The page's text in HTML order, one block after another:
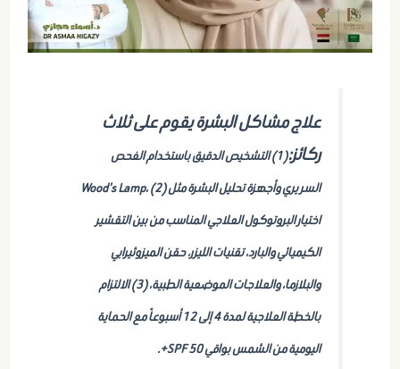
علاج مشاكل البشرة يقوم على ثلاث
ركائز:
(1) التشخيص الدقيق باستخدام الفحص
السريري وأجهزة تحليل البشرة مثل Wood’s Lamp، (2)
اختيار البروتوكول العلاجي المناسب من بين التقشير
الكيميائي والبارد، تقنيات الليزر، حقن الميزوثيرابي
والبلازما، والعلاجات الموضعية الطبية، (3) الالتزام
بالخطة العلاجية لمدة 4 إلى 12 أسبوعاً مع الحماية
اليومية من الشمس بواقي SPF 50+.